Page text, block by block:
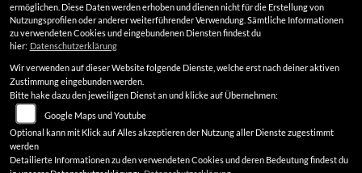
ermöglichen. Diese Daten werden erhoben und dienen nicht für die Erstellung von
Nutzungsprofilen oder anderer weiterführender Verwendung. Sämtliche Informationen
zu verwendeten Cookies und eingebundenen Diensten findest du
hier: Datenschutzerklärung
Wir verwenden auf dieser Website folgende Dienste, welche erst nach deiner aktiven
Zustimmung eingebunden werden.
Bitte hake dazu den jeweiligen Dienst an und klicke auf Übernehmen:
Google Maps und Youtube
Optional kann mit Klick auf Alles akzeptieren der Nutzung aller Dienste zugestimmt
werden
Detailierte Informationen zu den verwendeten Cookies und deren Bedeutung findest du